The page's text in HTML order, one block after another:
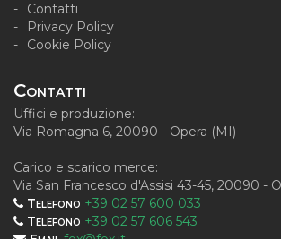
Contatti
Privacy Policy
Cookie Policy
Contatti
Uffici e produzione:
Via Romagna 6, 20090 - Opera (MI)
Carico e scarico merce:
Via San Francesco d'Assisi 43-45, 20090 -
Telefono +39 02 57 600 033
Telefono +39 02 57 606 543